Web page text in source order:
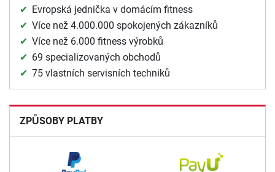
Evropská jednička v domácím fitness
Více než 4.000.000 spokojených zákazníků
Více než 6.000 fitness výrobků
69 specializovaných obchodů
75 vlastních servisních techniků
ZPŮSOBY PLATBY